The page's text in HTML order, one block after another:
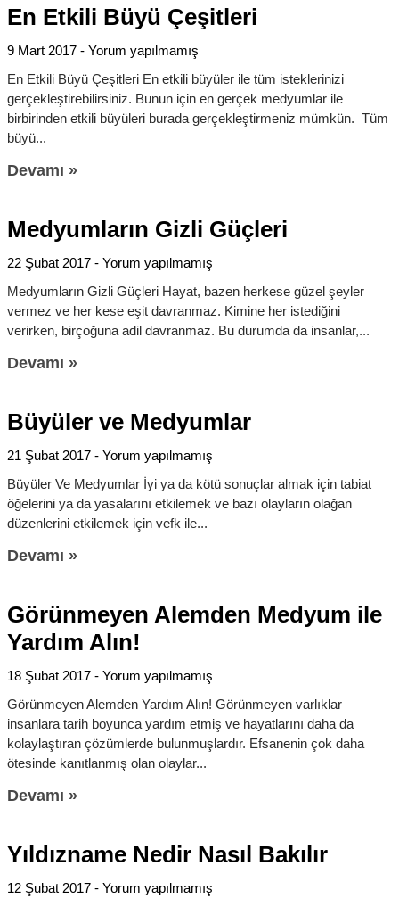
En Etkili Büyü Çeşitleri
9 Mart 2017
Yorum yapılmamış
En Etkili Büyü Çeşitleri En etkili büyüler ile tüm isteklerinizi
gerçekleştirebilirsiniz. Bunun için en gerçek medyumlar ile
birbirinden etkili büyüleri burada gerçekleştirmeniz mümkün. Tüm
büyü
Devamı »
Medyumların Gizli Güçleri
22 Şubat 2017
Yorum yapılmamış
Medyumların Gizli Güçleri Hayat, bazen herkese güzel şeyler
vermez ve her kese eşit davranmaz. Kimine her istediğini
verirken, birçoğuna adil davranmaz. Bu durumda da insanlar,
Devamı »
Büyüler ve Medyumlar
21 Şubat 2017
Yorum yapılmamış
Büyüler Ve Medyumlar İyi ya da kötü sonuçlar almak için tabiat
öğelerini ya da yasalarını etkilemek ve bazı olayların olağan
düzenlerini etkilemek için vefk ile
Devamı »
Görünmeyen Alemden Medyum ile
Yardım Alın!
18 Şubat 2017
Yorum yapılmamış
Görünmeyen Alemden Yardım Alın! Görünmeyen varlıklar
insanlara tarih boyunca yardım etmiş ve hayatlarını daha da
kolaylaştıran çözümlerde bulunmuşlardır. Efsanenin çok daha
ötesinde kanıtlanmış olan olaylar
Devamı »
Yıldızname Nedir Nasıl Bakılır
12 Şubat 2017
Yorum yapılmamış